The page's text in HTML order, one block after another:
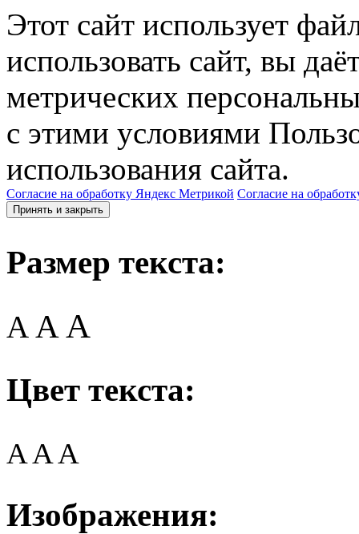
Этот сайт использует
использовать сайт, вы
метрических
с этими условиями
использования сайта.
Согласие на обработку Яндекс Метрикой Согласие на
Принять и закрыть
Размер текста:
A AA
Цвет текста:
AAA
Изображения: